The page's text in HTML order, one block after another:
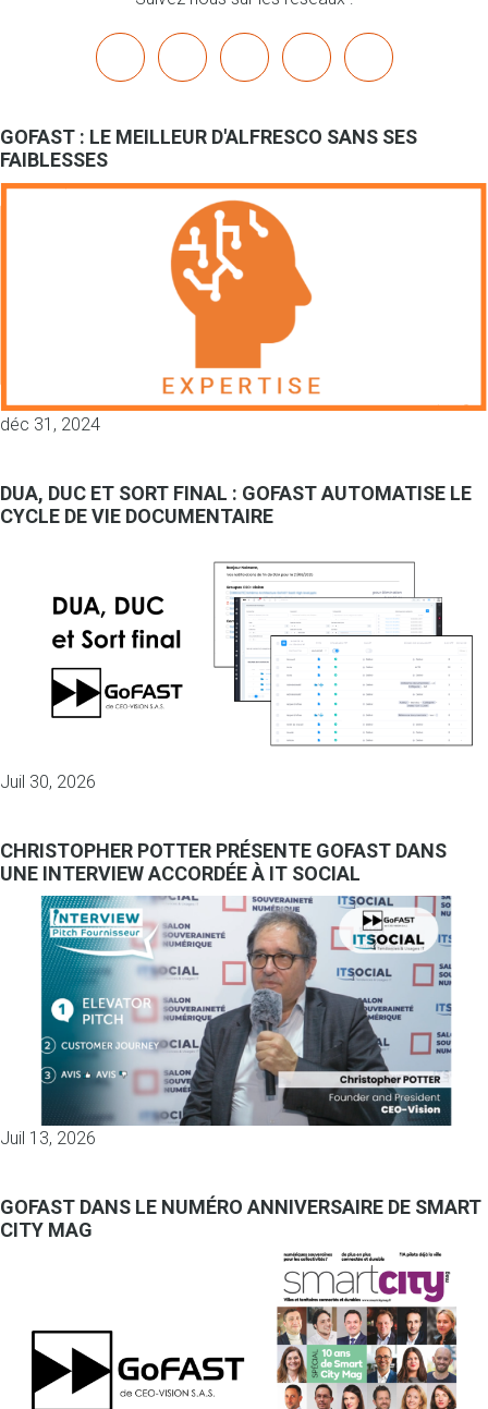
linkedinyoutubebluesky mastodon
GOFAST : LE MEILLEUR D'ALFRESCO SANS SES
FAIBLESSES
déc 31, 2024
DUA, DUC ET SORT FINAL : GOFAST AUTOMATISE LE
CYCLE DE VIE DOCUMENTAIRE
Juil 30, 2026
CHRISTOPHER POTTER PRÉSENTE GOFAST DANS
UNE INTERVIEW ACCORDÉE À IT SOCIAL
Juil 13, 2026
GOFAST DANS LE NUMÉRO ANNIVERSAIRE DE SMART
CITY MAG